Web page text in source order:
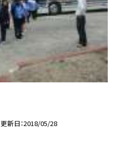
更新日 2018/05/28